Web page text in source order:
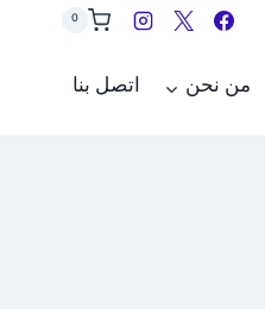
0
من نحن اتصل بنا